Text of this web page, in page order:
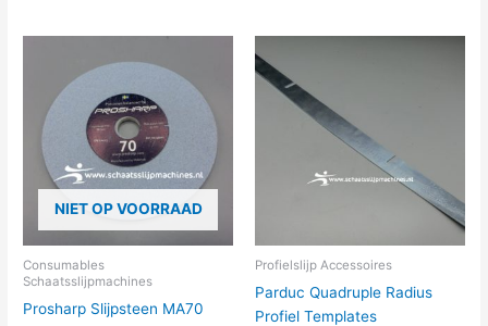
NIET OP VOORRAAD
Consumables
Schaatsslijpmachines
Prosharp Slijpsteen MA70
Profielslijp Accessoires
Parduc Quadruple Radius
Profiel Templates
Deze
optie
gekozen
op